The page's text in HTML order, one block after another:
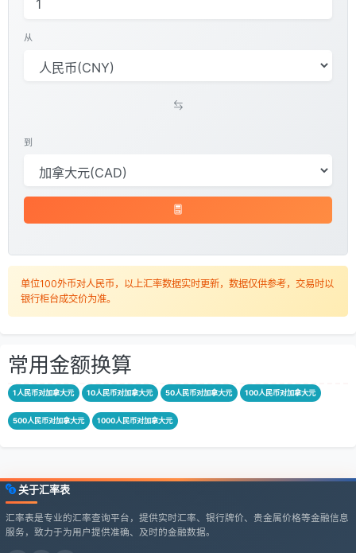
从
到
单位100外币对人民币，以上汇率数据实时更新，数据仅供参考，交易时以
银行柜台成交价为准。
常用金额换算
1人民币对加拿大元 10人民币对加拿大元 50人民币对加拿大元 100人民币对加拿大元
500人民币对加拿大元 1000人民币对加拿大元
关于汇率表
汇率表是专业的汇率查询平台，提供实时汇率、银行牌价、贵金属价格等金融信息
服务，致力于为用户提供准确、及时的金融数据。